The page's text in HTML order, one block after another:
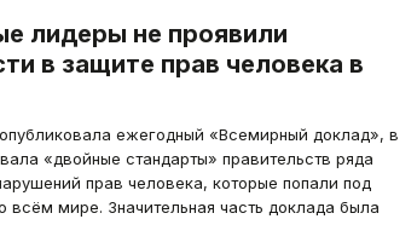
лидеры не проявили
в защите прав человека в
ежегодный «Всемирный доклад», в
«двойные стандарты» правительств ряда
прав человека, которые попали под
всём мире. Значительная часть доклада была